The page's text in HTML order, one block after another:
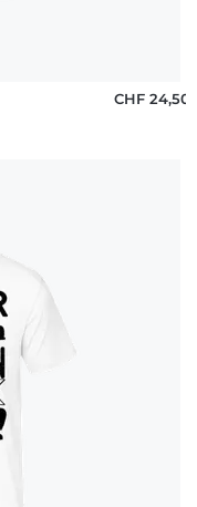
CHF 24,50